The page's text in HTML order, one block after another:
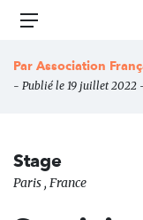
Aller
principal
Menu
Par Association
- Publié le 19 juillet 2022
Stage
Paris , France